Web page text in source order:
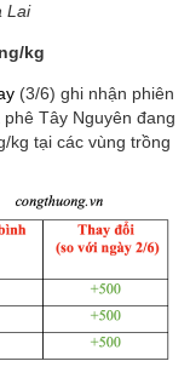
Lai
kg
(3/6) ghi nhận phiên
Tây Nguyên đang
kg tại các vùng trồng